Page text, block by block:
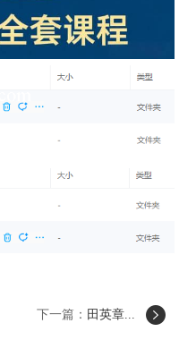
下一篇： 田英章...